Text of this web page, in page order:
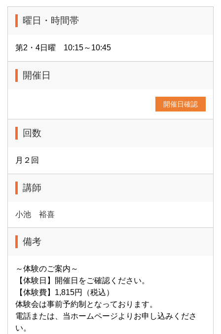
曜日・時間帯
第2・4日曜 10:15～10:45
開催日
開催日確認
回数
月２回
講師
小池 裕喜
備考
～体験のご案内～
【体験日】開催日をご確認ください。
【体験費】1,815円（税込）
体験会は事前予約制となっております。
電話または、当ホームページよりお申し込みくださ
い。